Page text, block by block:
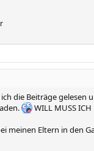
die Beiträge gelesen
WILL MUSS ICH
meinen Eltern in den